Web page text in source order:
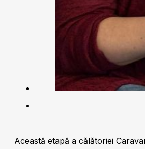
Această etapă a călătoriei